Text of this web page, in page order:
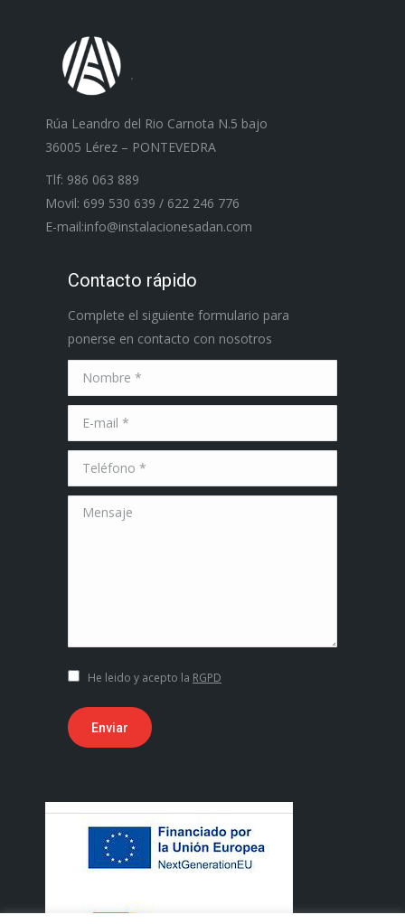
Rúa Leandro del Rio Carnota N.5 bajo
36005 Lérez – PONTEVEDRA
Tlf: 986 063 889
Movil: 699 530 639 / 622 246 776
E-mail:info@instalacionesadan.com
Contacto rápido
Complete el siguiente formulario para
ponerse en contacto con nosotros
Nombre *
E-mail *
Teléfono *
Mensaje
He leido y acepto la RGPD
Enviar